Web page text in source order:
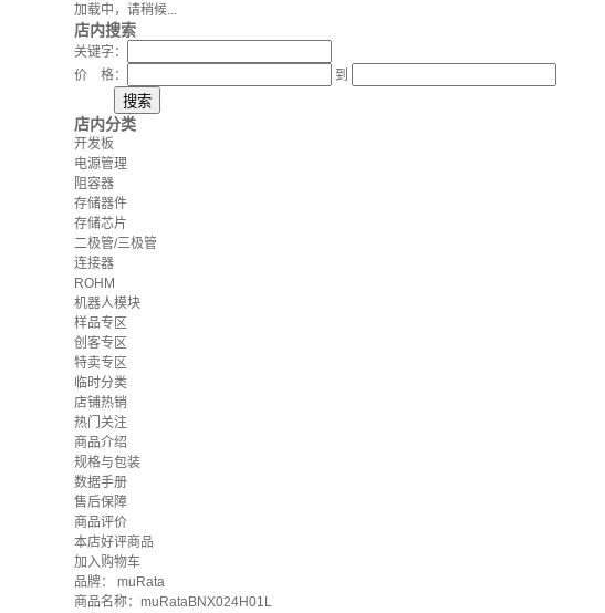
加载中，请稍候...
店内搜索
关键字：
价 格：
到
店内分类
开发板
电源管理
阻容器
存储器件
存储芯片
二极管/三极管
连接器
ROHM
机器人模块
样品专区
创客专区
特卖专区
临时分类
店铺热销
热门关注
商品介绍
规格与包装
数据手册
售后保障
商品评价
本店好评商品
加入购物车
品牌： muRata
商品名称：muRataBNX024H01L